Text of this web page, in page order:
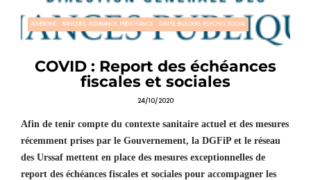
AUVERGNE BANQUES, ASSURANCE, PRÉVOYANCE SANTÉ, BIOLOGIE, PSYCHO, SOCIAL
COVID : Report des échéances
fiscales et sociales
24/10/2020
Afin de tenir compte du contexte sanitaire actuel et des mesures
récemment prises par le Gouvernement, la DGFiP et le réseau
des Urssaf mettent en place des mesures exceptionnelles de
report des échéances fiscales et sociales pour accompagner les